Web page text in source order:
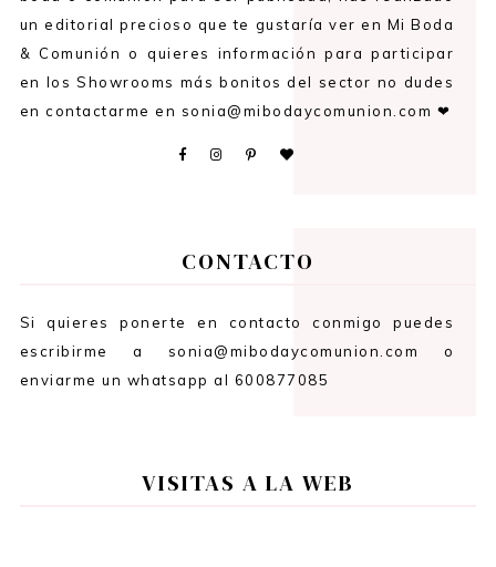
un editorial precioso que te gustaría ver en Mi Boda
& Comunión o quieres información para participar
en los Showrooms más bonitos del sector no dudes
en contactarme en sonia@mibodaycomunion.com ❤
CONTACTO
Si quieres ponerte en contacto conmigo puedes
escribirme a sonia@mibodaycomunion.com o
enviarme un whatsapp al 600877085
VISITAS A LA WEB